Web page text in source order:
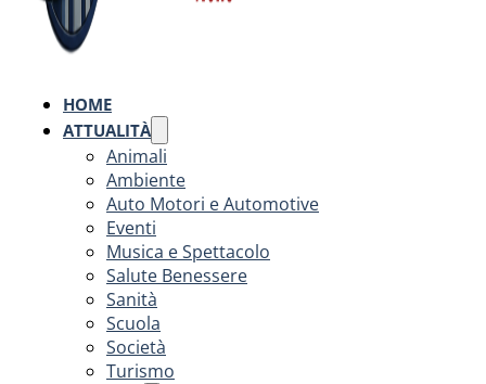
HOME
ATTUALITÀ
Animali
Ambiente
Auto Motori e Automotive
Eventi
Musica e Spettacolo
Salute Benessere
Sanità
Scuola
Società
Turismo